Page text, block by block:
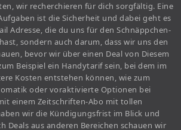
wir recherchieren für dich sorgfältig. Eine
ist die Sicherheit und dabei geht es
Adresse, die du uns für den Schnäppchen-
sondern auch darum, dass wir uns den
bevor wir über einen Deal von Diesem
Beispiel ein Handytarif sein, bei dem im
Kosten entstehen können, wie zum
oder voraktivierte Optionen bei
einem Zeitschriften-Abo mit tollen
wir die Kündigungsfrist im Blick und
Deals aus anderen Bereichen schauen wir